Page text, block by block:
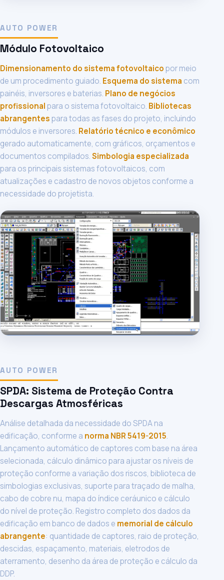
AUTO POWER
Módulo Fotovoltaico
Dimensionamento do sistema fotovoltaicopor meio
de um procedimento guiado. Esquema do sistema com
painéis, inversores e baterias. Plano de negócios
profissionalpara o sistema fotovoltaico. Bibliotecas
abrangentespara todas as fases do projeto, incluindo
módulos e inversores. Relatório técnico e econômico
gerado automaticamente, com gráficos, orçamentos e
documentos compilados.Simbologia especializada
para os principais sistemas fotovoltaicos, com
atualizações e cadastro de novos objetos conforme a
necessidade do projetista.
AUTO POWER
SPDA: Sistema de Proteção Contra
Descargas Atmosféricas
Análise detalhada da necessidade do SPDA na
edificação, conforme a norma NBR 5419-2015.
Lançamento automático de captores com base na área
selecionada, cálculo dinâmico para ajustar os níveis de
proteção conforme a variação dos riscos, biblioteca de
simbologias exclusivas, suporte para traçado de malha,
cabo de cobre nu, mapa do índice ceráunico e cálculo
do nível de proteção. Registro completo dos dados da
edificação em banco de dados e memorial de cálculo
abrangente: quantidade de captores, raio de proteção,
descidas, espaçamento, materiais, eletrodos de
aterramento, desenho da área de proteção e cálculo da
DDP.